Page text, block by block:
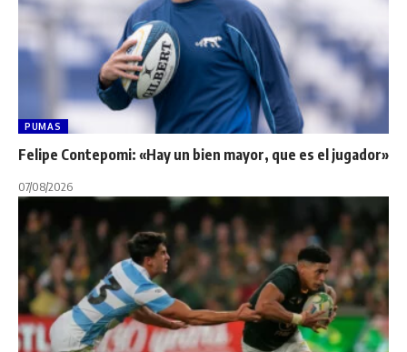
PUMAS
Felipe Contepomi: «Hay un bien mayor, que es el jugador»
07/08/2026